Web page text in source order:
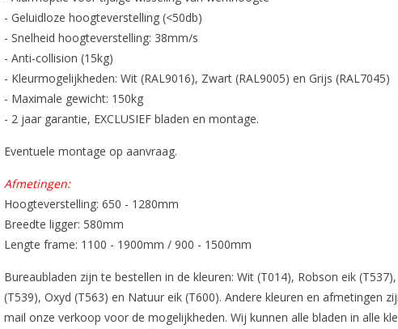
- Geluidloze hoogteverstelling (<50db)
- Snelheid hoogteverstelling: 38mm/s
- Anti-collision (15kg)
- Kleurmogelijkheden: Wit (RAL9016), Zwart (RAL9005) en Grijs (RAL7045)
- Maximale gewicht: 150kg
- 2 jaar garantie, EXCLUSIEF bladen en montage.
Eventuele montage op aanvraag.
Afmetingen:
Hoogteverstelling: 650 - 1280mm
Breedte ligger: 580mm
Lengte frame: 1100 - 1900mm / 900 - 1500mm
Bureaubladen zijn te bestellen in de kleuren: Wit (T014), Robson eik
(T539), Oxyd (T563) en Natuur eik (T600). Andere kleuren en afmetingen
mail onze verkoop voor de mogelijkheden. Wij kunnen alle bladen in alle